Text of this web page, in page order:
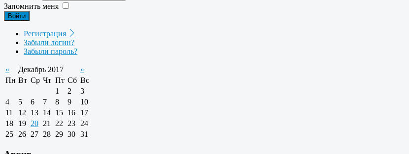
Запомнить меня
Войти
Регистрация
Забыли логин?
Забыли пароль?
« Декабрь 2017
»
Пн Вт Ср Чт Пт Сб Вс
1
2
3
4
5 6 7 8 9
10
11
12 13 14 15 16
17
18
19 20 21 22 23
24
25
26 27 28 29 30 31